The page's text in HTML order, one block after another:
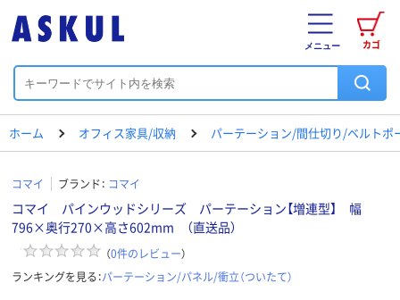
カゴ
メニュー
ホーム オフィス家具/収納 パーテーション/間仕切り/ベルトポ
コマイ ブランド： コマイ
コマイ パインウッドシリーズ パーテーション【増連型】 幅
796×奥行270×高さ602mm （直送品）
（0件のレビュー）
ランキングを見る：パーテーション/パネル/衝立（ついたて）